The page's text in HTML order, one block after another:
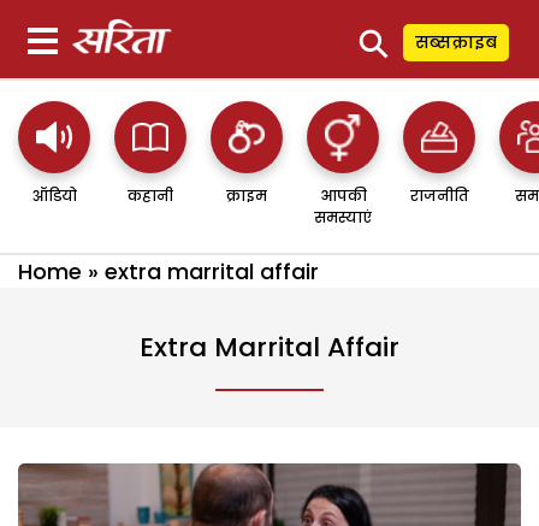
⚲ सब्सक्राइब
ऑडियो कहानी क्राइम
आपकी
समस्याएं
राजनीति
Home » extra marrital affair
Extra Marrital Affair